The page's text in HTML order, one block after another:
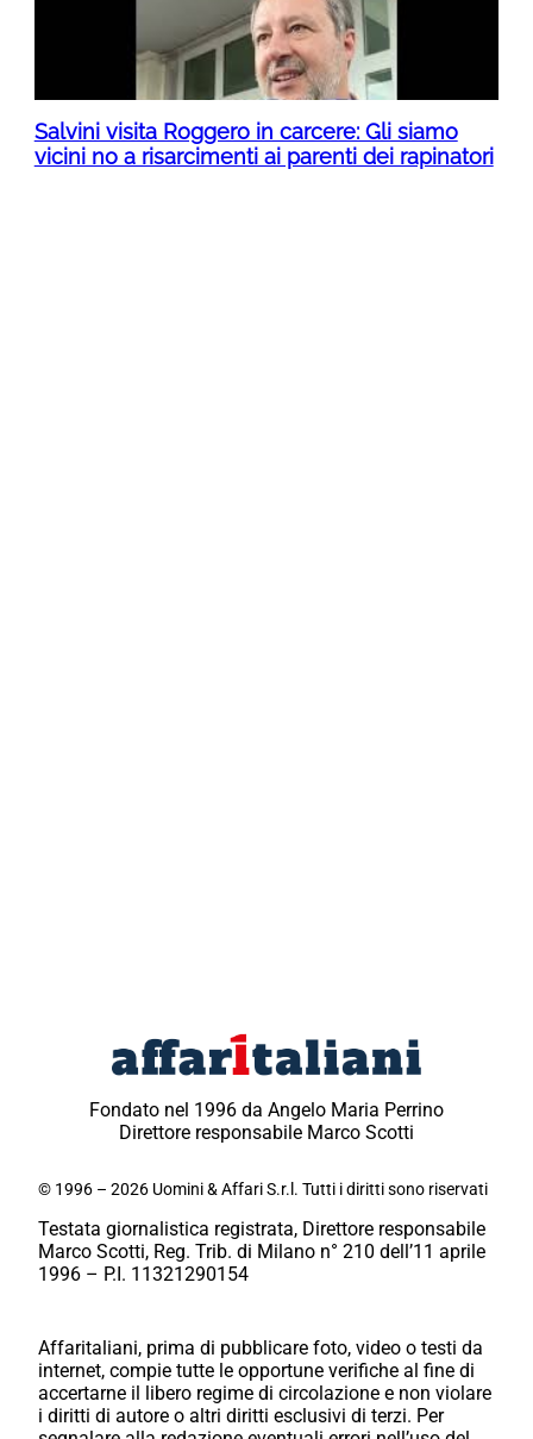
Salvini visita Roggero in carcere: Gli siamo
vicini no a risarcimenti ai parenti dei rapinatori
Fondato nel 1996 da Angelo Maria Perrino
Direttore responsabile Marco Scotti
© 1996 – 2026 Uomini & Affari S.r.l. Tutti i diritti sono riservati
Testata giornalistica registrata, Direttore responsabile
Marco Scotti, Reg. Trib. di Milano n° 210 dell’11 aprile
1996 – P.I. 11321290154
Affaritaliani, prima di pubblicare foto, video o testi da
internet, compie tutte le opportune verifiche al fine di
accertarne il libero regime di circolazione e non violare
i diritti di autore o altri diritti esclusivi di terzi. Per